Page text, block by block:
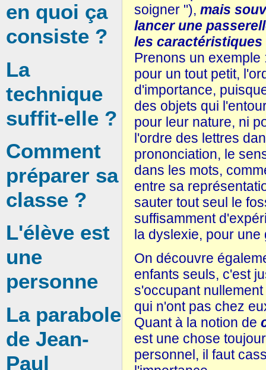
soigner "), mais
lancer une
les caractéristiques
Prenons un
pour un tout petit,
d'importance,
des objets qui
pour leur nature, ni
l'ordre des lettres
prononciation, le
dans les mots,
entre sa
sauter tout seul le
suffisamment
la dyslexie, pour
On découvre
enfants seuls, c'est
s'occupant
qui n'ont pas chez
Quant à la notion de
est une chose
personnel, il faut
en quoi ça
consiste ?
La
technique
suffit-elle ?
Comment
préparer sa
classe ?
L'élève est
une
personne
La parabole
de Jean-
Paul